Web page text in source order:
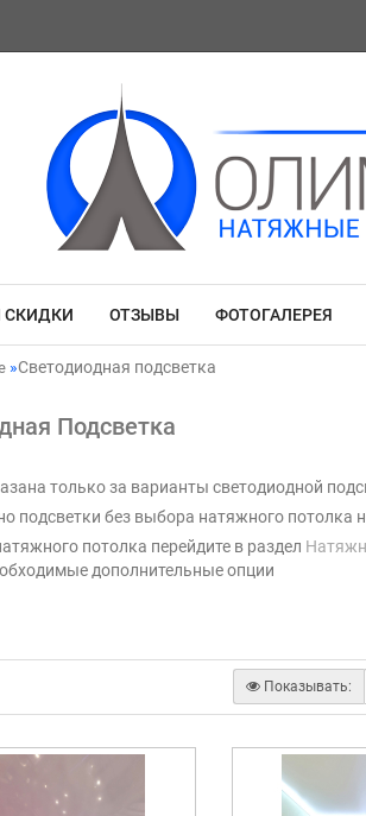
СКИДКИ ОТЗЫВЫ ФОТОГАЛЕРЕЯ
Светодиодная подсветка
Подсветка
только за варианты светодиодной
подсветки без выбора натяжного потолка
потолка перейдите в раздел
дополнительные опции
Показывать: